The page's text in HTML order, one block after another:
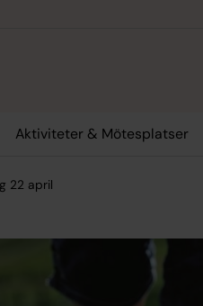
Aktiviteter & Mötesplatser
22 april